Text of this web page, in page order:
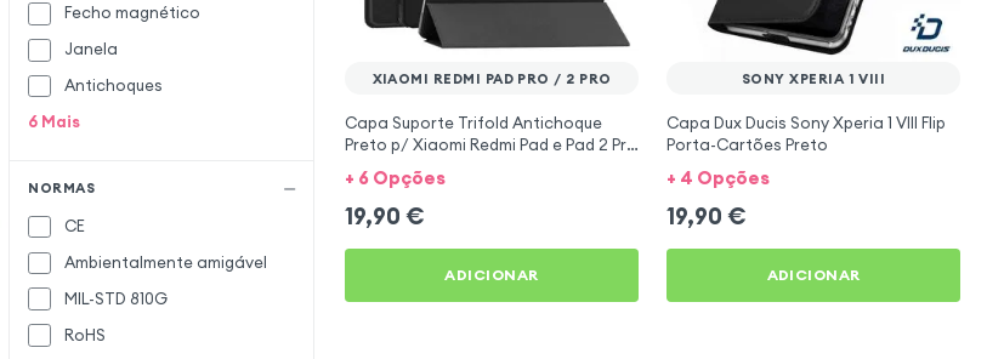
LinQ
Love Mei
Made for Xiaomi
Melkco
MOFI
MW
Myway
NATIVE UNION
Fecho magnético
Janela
Antichoques
6 Mais
NORMAS
CE
Ambientalmente amigável
MIL-STD 810G
RoHS
XIAOMI REDMI PAD PRO / 2 PRO
Capa Suporte Trifold Antichoque
Preto p/ Xiaomi Redmi Pad e Pad 2 Pro
/ Pad Pro
+ 6 Opções
19,90 €
ADICIONAR
SONY XPERIA 1 VIII
Capa Dux Ducis Sony Xperia 1 VIII Flip
Porta-Cartões Preto
+ 4 Opções
19,90 €
ADICIONAR